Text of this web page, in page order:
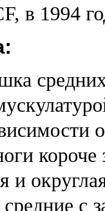
в 1994
короче
и
с